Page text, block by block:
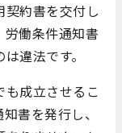
約書を交付し
働条件通知書
違法です。
も成立させるこ
書を発行し、